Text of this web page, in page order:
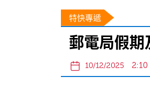
特快專遞
郵電局假
10/12/2025 2:10